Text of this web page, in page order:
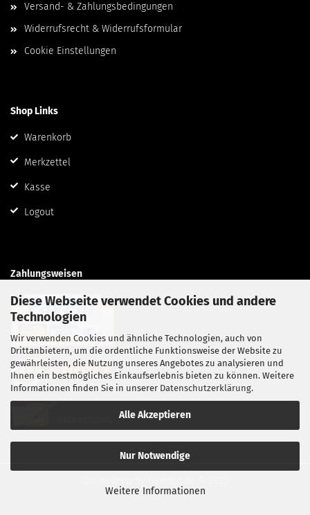
Diese Webseite verwendet Cookies und andere
Technologien
Wir verwenden Cookies und ähnliche Technologien, auch von
Drittanbietern, um die ordentliche Funktionsweise der Website zu
gewährleisten, die Nutzung unseres Angebotes zu analysieren und
Ihnen ein bestmögliches Einkaufserlebnis bieten zu können. Weitere
Informationen finden Sie in unserer Datenschutzerklärung.
Alle Akzeptieren
Nur Notwendige
Weitere Informationen
Versand- & Zahlungsbedingungen
Widerrufsrecht & Widerrufsformular
Cookie Einstellungen
Shop Links
Warenkorb
Merkzettel
Kasse
Logout
Zahlungsweisen